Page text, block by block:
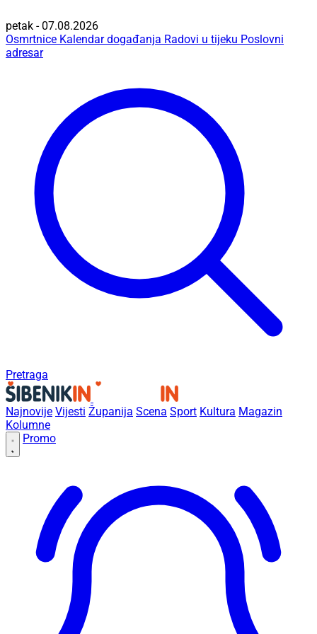
petak - 07.08.2026
Osmrtnice Kalendar događanja Radovi u tijeku Poslovni
adresar
Pretraga
Najnovije Vijesti Županija Scena Sport Kultura Magazin
Kolumne
Promo